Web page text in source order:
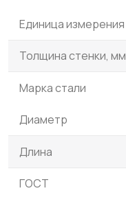
Единица измерения
Толщина стенки, мм
Марка стали
Диаметр
Длина
ГОСТ